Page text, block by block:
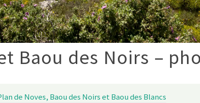
Baou des Noirs –
de Noves, Baou des Noirs et Baou des Blancs